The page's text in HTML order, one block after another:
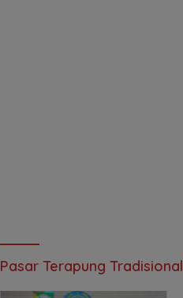
Pasar Terapung Tradisional